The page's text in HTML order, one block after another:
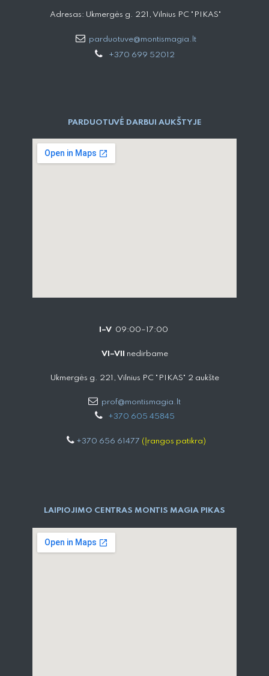
Adresas: Ukmergės g. 221, Vilnius PC "PIKAS"
parduotuve@montismagia.lt
+370 699 52012
PARDUOTUVĖ DARBUI AUKŠTYJE
I–V 09:00–17:00
VI–VII nedirbame
Ukmergės g. 221, Vilnius PC "PIKAS" 2 aukšte
prof@montismagia.lt
+370 605 4584​5
+370 656 61477 (Įrangos patikra)
LAIPIOJIMO CENTRAS MONTIS MAGIA PIKAS